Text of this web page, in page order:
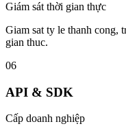
Giám sát thời gian thực
Giam sat ty le thanh cong,
gian thuc.
06
API & SDK
Cấp doanh nghiệp